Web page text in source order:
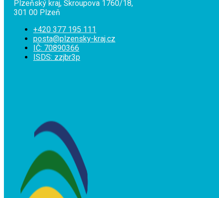
Plzeňský kraj, Škroupova 1760/18,
301 00 Plzeň
+420 377 195 111
posta@plzensky-kraj.cz
IČ: 70890366
ISDS: zzjbr3p